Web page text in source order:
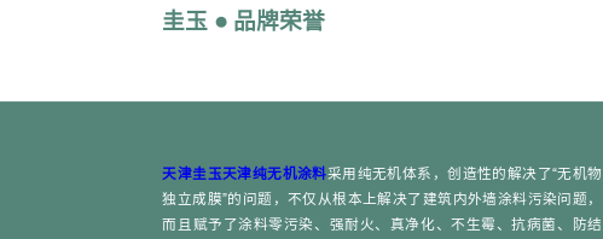
圭玉 ● 品牌荣誉
天津圭玉天津纯无机涂料采用纯无机体系，创造性的解决了“无机物
独立成膜”的问题，不仅从根本上解决了建筑内外墙涂料污染问题，
而且赋予了涂料零污染、强耐火、真净化、不生霉、抗病菌、防结